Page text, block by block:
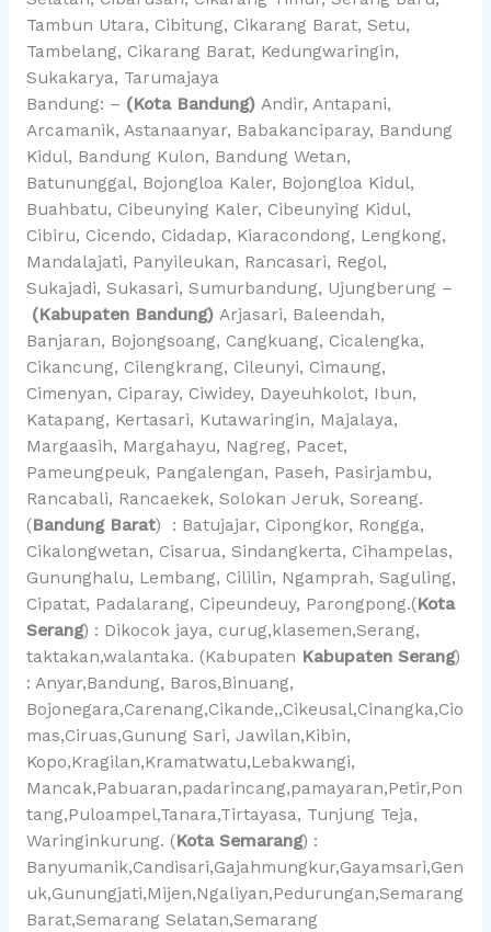
Tambun Utara, Cibitung, Cikarang Barat, Setu,
Tambelang, Cikarang Barat, Kedungwaringin,
Sukakarya, Tarumajaya
Bandung: – (Kota Bandung)Andir, Antapani,
Arcamanik, Astanaanyar, Babakanciparay, Bandung
Kidul, Bandung Kulon, Bandung Wetan,
Batununggal, Bojongloa Kaler, Bojongloa Kidul,
Buahbatu, Cibeunying Kaler, Cibeunying Kidul,
Cibiru, Cicendo, Cidadap, Kiaracondong, Lengkong,
Mandalajati, Panyileukan, Rancasari, Regol,
Sukajadi, Sukasari, Sumurbandung, Ujungberung –
(Kabupaten Bandung)Arjasari, Baleendah,
Banjaran, Bojongsoang, Cangkuang, Cicalengka,
Cikancung, Cilengkrang, Cileunyi, Cimaung,
Cimenyan, Ciparay, Ciwidey, Dayeuhkolot, Ibun,
Katapang, Kertasari, Kutawaringin, Majalaya,
Margaasih, Margahayu, Nagreg, Pacet,
Pameungpeuk, Pangalengan, Paseh, Pasirjambu,
Rancabali, Rancaekek, Solokan Jeruk, Soreang.
(Bandung Barat) : Batujajar, Cipongkor, Rongga,
Cikalongwetan, Cisarua, Sindangkerta, Cihampelas,
Gununghalu, Lembang, Cililin, Ngamprah, Saguling,
Cipatat, Padalarang, Cipeundeuy, Parongpong.(Kota
Serang) : Dikocok jaya, curug,klasemen,Serang,
taktakan,walantaka. (Kabupaten Kabupaten Serang)
: Anyar,Bandung, Baros,Binuang,
Bojonegara,Carenang,Cikande,,Cikeusal,Cinangka,Cio
mas,Ciruas,Gunung Sari, Jawilan,Kibin,
Kopo,Kragilan,Kramatwatu,Lebakwangi,
Mancak,Pabuaran,padarincang,pamayaran,Petir,Pon
tang,Puloampel,Tanara,Tirtayasa, Tunjung Teja,
Waringinkurung. (Kota Semarang) :
Banyumanik,Candisari,Gajahmungkur,Gayamsari,Gen
uk,Gunungjati,Mijen,Ngaliyan,Pedurungan,Semarang
Barat,Semarang Selatan,Semarang